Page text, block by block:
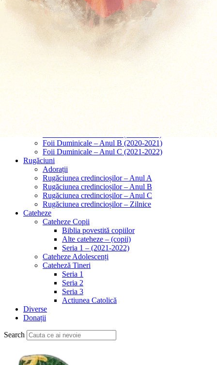
Postul Mare
Timpul Pascal
Timpul de peste an
Solemnități și Sărbători
Sacramente – Predici
Predici – Botezuri
Predici – Căsătorii
Predici – Înmormântări
Tematice
Papa Francisc
Cred in Isus Cristos
Cred în Dumnezeu
Predici – Taina Iubirii
Comentarii
Foii Duminicale
Foii Duminicale – Anul A (2019-2020)
Foii Duminicale – Anul B (2020-2021)
Foii Duminicale – Anul C (2021-2022)
Rugăciuni
Adorații
Rugăciunea credincioșilor – Anul A
Rugăciunea credincioșilor – Anul B
Rugăciunea credincioșilor – Anul C
Rugăciunea credincioșilor – Zilnice
Cateheze
Cateheze Copii
Biblia povestită copiilor
Alte cateheze – (copii)
Seria 1 – (2021-2022)
Cateheze Adolescenți
Cateheză Tineri
Seria 1
Seria 2
Seria 3
Actiunea Catolică
Diverse
Donații
Search